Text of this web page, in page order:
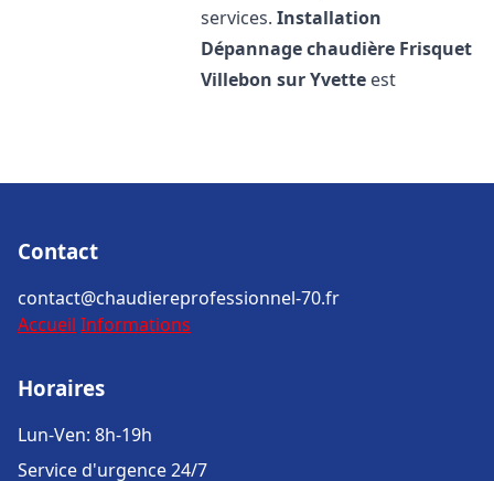
services.Installation
Dépannage chaudière Frisquet
Villebon sur Yvette est
Contact
contact@chaudiereprofessionnel-70.fr
Accueil Informations
Horaires
Lun-Ven: 8h-19h
Service d'urgence 24/7